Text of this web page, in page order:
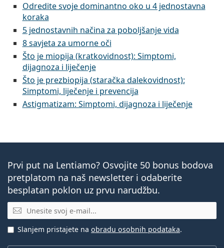
Odredite svoje dominantno oko u 4 jednostavna
koraka
5 jednostavnih načina za poboljšanje vida
8 savjeta za umorne oči
Što je miopija (kratkovidnost): Simptomi,
dijagnoza i liječenje
Što je prezbiopija (staračka dalekovidnost):
Simptomi, liječenje i prevencija
Astigmatizam: Simptomi, dijagnoza i liječenje
Prvi put na Lentiamo? Osvojite 50 bonus bodova
pretplatom na naš newsletter i odaberite
besplatan poklon uz prvu narudžbu.
E-mail
Slanjem pristajete na obradu osobnih podataka.